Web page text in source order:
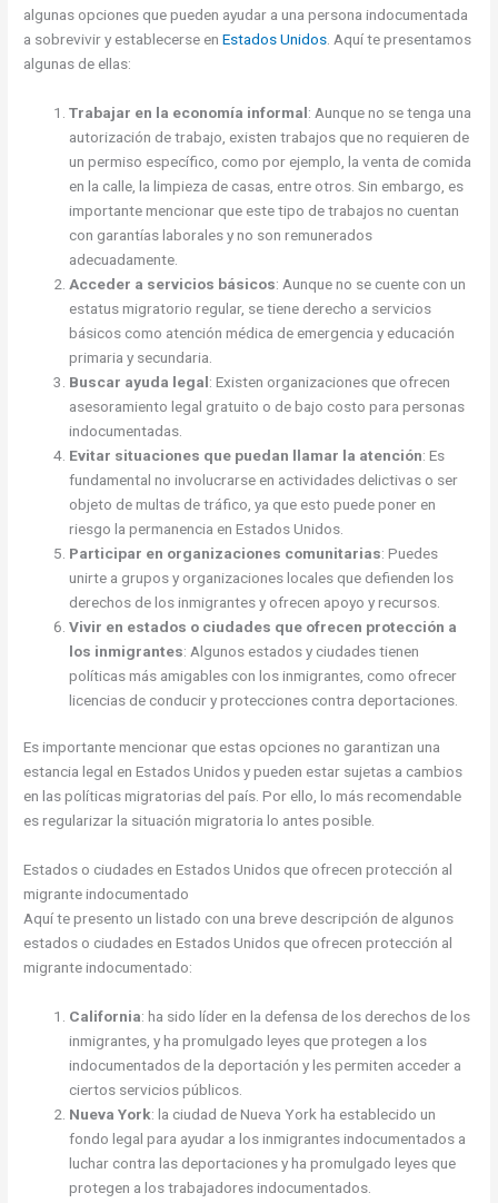
algunas opciones que pueden ayudar a una persona indocumentada
a sobrevivir y establecerse enEstados Unidos . Aquí te presentamos
algunas de ellas:
Trabajar en la economía informal: Aunque no se tenga una
autorización de trabajo, existen trabajos que no requieren de
un permiso específico, como por ejemplo, la venta de comida
en la calle, la limpieza de casas, entre otros. Sin embargo, es
importante mencionar que este tipo de trabajos no cuentan
con garantías laborales y no son remunerados
adecuadamente.
Acceder a servicios básicos: Aunque no se cuente con un
estatus migratorio regular, se tiene derecho a servicios
básicos como atención médica de emergencia y educación
primaria y secundaria.
Buscar ayuda legal: Existen organizaciones que ofrecen
asesoramiento legal gratuito o de bajo costo para personas
indocumentadas.
Evitar situaciones que puedan llamar la atención: Es
fundamental no involucrarse en actividades delictivas o ser
objeto de multas de tráfico, ya que esto puede poner en
riesgo la permanencia en Estados Unidos.
Participar en organizaciones comunitarias: Puedes
unirte a grupos y organizaciones locales que defienden los
derechos de los inmigrantes y ofrecen apoyo y recursos.
Vivir en estados o ciudades que ofrecen protección a
los inmigrantes: Algunos estados y ciudades tienen
políticas más amigables con los inmigrantes, como ofrecer
licencias de conducir y protecciones contra deportaciones.
Es importante mencionar que estas opciones no garantizan una
estancia legal en Estados Unidos y pueden estar sujetas a cambios
en las políticas migratorias del país. Por ello, lo más recomendable
es regularizar la situación migratoria lo antes posible.
Estados o ciudades en Estados Unidos que ofrecen protección al
migrante indocumentado
Aquí te presento un listado con una breve descripción de algunos
estados o ciudades en Estados Unidos que ofrecen protección al
migrante indocumentado:
California: ha sido líder en la defensa de los derechos de los
inmigrantes, y ha promulgado leyes que protegen a los
indocumentados de la deportación y les permiten acceder a
ciertos servicios públicos.
Nueva York: la ciudad de Nueva York ha establecido un
fondo legal para ayudar a los inmigrantes indocumentados a
luchar contra las deportaciones y ha promulgado leyes que
protegen a los trabajadores indocumentados.